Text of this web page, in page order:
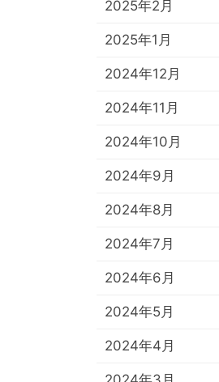
2025年2月
2025年1月
2024年12月
2024年11月
2024年10月
2024年9月
2024年8月
2024年7月
2024年6月
2024年5月
2024年4月